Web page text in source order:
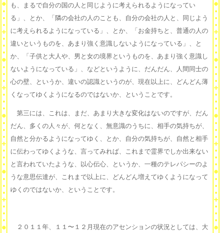
も、まるで自分の国の人と同じように考えられるようになってい
る」、とか、「隣の会社の人のことも、自分の会社の人と、同じよう
に考えられるようになっている」、とか、「お金持ちと、普通の人の
違いというものを、あまり強く意識しないようになっている」、と
か、「子供と大人や、男と女の境界というものを、あまり強く意識し
ないようになっている」、などというように、だんだん、人間同士の
心の壁、というか、違いの認識というのが、現在以上に、どんどん薄
くなってゆくようになるのではないか、ということです。
第三には、これは、まだ、あまり大きな変化はないのですが、だん
だん、多くの人々が、何となく、無意識のうちに、相手の気持ちが、
自然と分かるようになってゆく、とか、自分の気持ちが、自然と相手
に伝わってゆくような、言ってみれば、これまで霊界でしか出来ない
と言われていたような、以心伝心、というか、一種のテレパシーのよ
うな意思伝達が、これまで以上に、どんどん増えてゆくようになって
ゆくのではないか、ということです。
２０１１年、１１〜１２月現在のアセンションの状況としては、大